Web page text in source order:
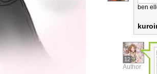
ben
12
Author